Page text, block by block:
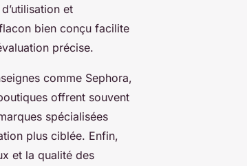
et
bien conçu facilite
précise.
comme Sephora,
offrent souvent
spécialisées
plus ciblée. Enfin,
et la qualité des